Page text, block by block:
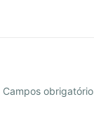
Campos